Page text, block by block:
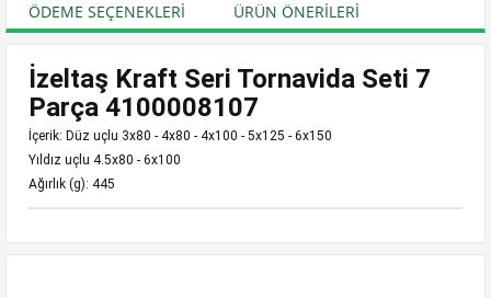
ÖDEME SEÇENEKLERI
ÜRÜN ÖNERILERI
İzeltaş Kraft Seri Tornavida Seti 7
Parça 4100008107
İçerik: Düz uçlu 3x80 - 4x80 - 4x100 - 5x125 - 6x150
Yıldız uçlu 4.5x80 - 6x100
Ağırlık (g): 445